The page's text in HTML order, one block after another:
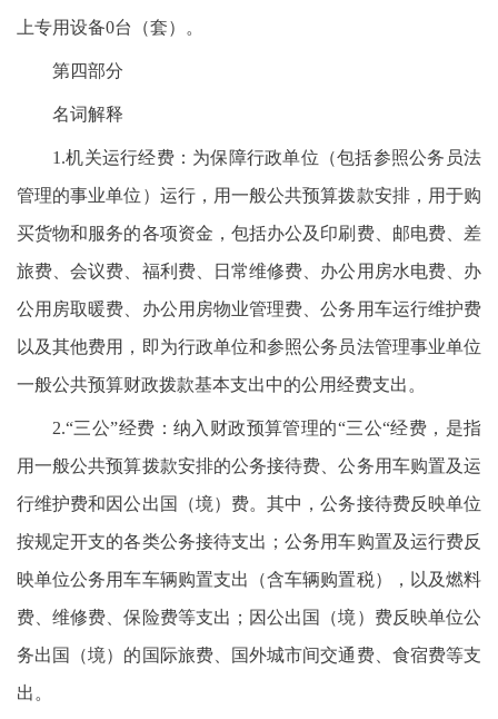
上专用设备0台（套）。
第四部分
名词解释
1.机关运行经费：为保障行政单位（包括参照公务员法
管理的事业单位）运行，用一般公共预算拨款安排，用于购
买货物和服务的各项资金，包括办公及印刷费、邮电费、差
旅费、会议费、福利费、日常维修费、办公用房水电费、办
公用房取暖费、办公用房物业管理费、公务用车运行维护费
以及其他费用，即为行政单位和参照公务员法管理事业单位
一般公共预算财政拨款基本支出中的公用经费支出。
2.“三公”经费：纳入财政预算管理的“三公“经费，是指
用一般公共预算拨款安排的公务接待费、公务用车购置及运
行维护费和因公出国（境）费。其中，公务接待费反映单位
按规定开支的各类公务接待支出；公务用车购置及运行费反
映单位公务用车车辆购置支出（含车辆购置税），以及燃料
费、维修费、保险费等支出；因公出国（境）费反映单位公
务出国（境）的国际旅费、国外城市间交通费、食宿费等支
出。